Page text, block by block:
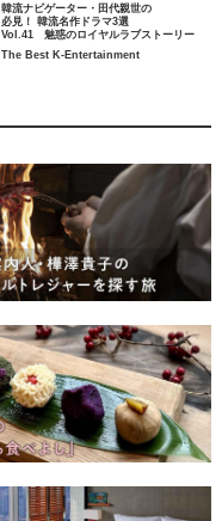
韓流ナビゲーター・田代親世の
必見！ 韓流名作ドラマ3選
Vol.41 魅惑のロイヤルラブストーリー
The Best K-Entertainment